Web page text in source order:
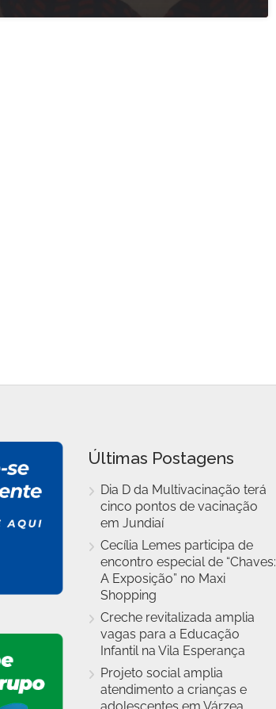
Últimas Postagens
Dia D da Multivacinação terá
cinco pontos de vacinação
em Jundiaí
Cecília Lemes participa de
encontro especial de “Chaves:
A Exposição” no Maxi
Shopping
Creche revitalizada amplia
vagas para a Educação
Infantil na Vila Esperança
Projeto social amplia
atendimento a crianças e